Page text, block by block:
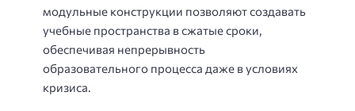
модульные конструкции позволяют создавать
учебные пространства в сжатые сроки,
обеспечивая непрерывность
образовательного процесса даже в условиях
кризиса.